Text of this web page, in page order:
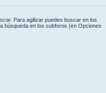
Para agilizar puedes buscar en los
búsqueda en los subforos (en Opciones